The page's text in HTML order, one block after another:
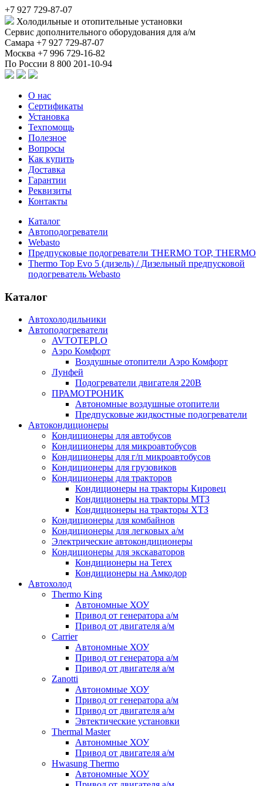
+7 927 729-87-07
Холодильные и отопительные установки
Сервис дополнительного оборудования для а/м
Самара +7 927 729-87-07
Москва +7 996 729-16-82
По России 8 800 201-10-94
О нас
Сертификаты
Установка
Техпомощь
Полезное
Вопросы
Как купить
Доставка
Гарантии
Реквизиты
Контакты
Каталог
Автоподогреватели
Webasto
Предпусковые подогреватели THERMO TOP, THERMO
Thermo Top Evo 5 (дизель) / Дизельный предпусковой
подогреватель Webasto
Каталог
Автохолодильники
Автоподогреватели
AVTOTEPLO
Аэро Комфорт
Воздушные отопители Аэро Комфорт
Лунфей
Подогреватели двигателя 220В
ПРАМОТРОНИК
Автономные воздушные отопители
Предпусковые жидкостные подогреватели
Автокондиционеры
Кондиционеры для автобусов
Кондиционеры для микроавтобусов
Кондиционеры для г/п микроавтобусов
Кондиционеры для грузовиков
Кондиционеры для тракторов
Кондиционеры на тракторы Кировец
Кондиционеры на тракторы МТЗ
Кондиционеры на тракторы ХТЗ
Кондиционеры для комбайнов
Кондиционеры для легковых а/м
Электрические автокондиционеры
Кондиционеры для экскаваторов
Кондиционеры на Terex
Кондиционеры на Амкодор
Автохолод
Thermo King
Автономные ХОУ
Привод от генератора а/м
Привод от двигателя а/м
Carrier
Автономные ХОУ
Привод от генератора а/м
Привод от двигателя а/м
Zanotti
Автономные ХОУ
Привод от генератора а/м
Привод от двигателя а/м
Эвтектические установки
Thermal Master
Автономные ХОУ
Привод от двигателя а/м
Hwasung Thermo
Автономные ХОУ